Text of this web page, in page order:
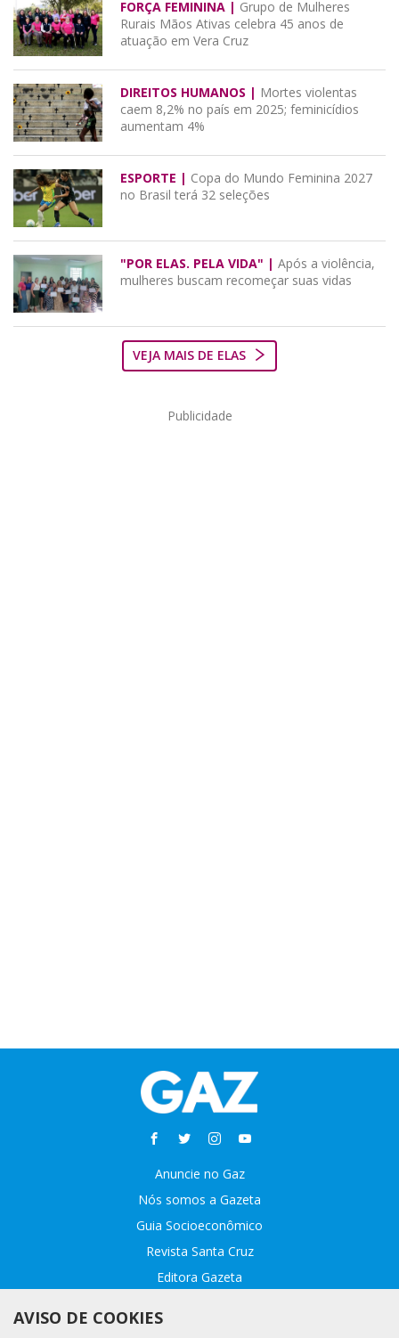
FORÇA FEMININA | Grupo de Mulheres
Rurais Mãos Ativas celebra 45 anos de
atuação em Vera Cruz
DIREITOS HUMANOS | Mortes violentas
caem 8,2% no país em 2025; feminicídios
aumentam 4%
ESPORTE | Copa do Mundo Feminina 2027
no Brasil terá 32 seleções
"POR ELAS. PELA VIDA" | Após a violência,
mulheres buscam recomeçar suas vidas
VEJA MAIS DE ELAS
Publicidade
Anuncie no Gaz
Nós somos a Gazeta
Guia Socioeconômico
Revista Santa Cruz
Editora Gazeta
Fale conosco
AVISO DE COOKIES